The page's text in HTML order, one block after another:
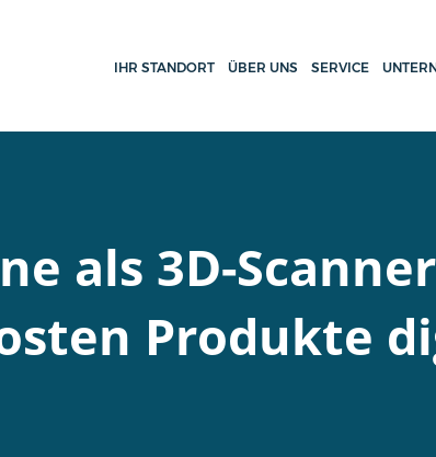
IHR STANDORT ÜBER UNS SERVICE
als 3D-
Produkte